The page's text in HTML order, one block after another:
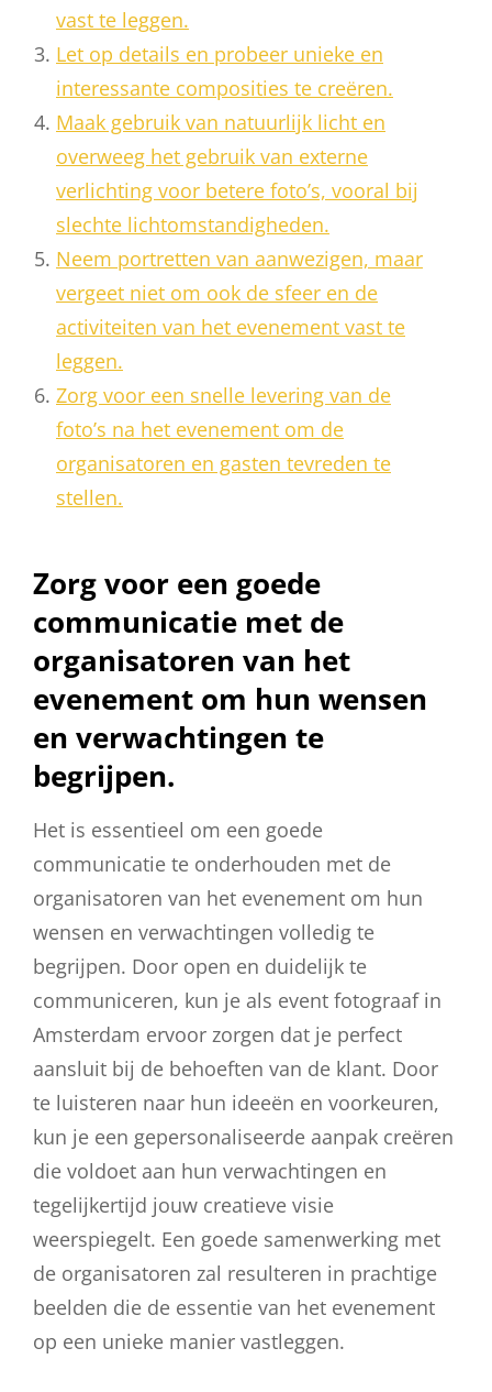
vast te leggen.
Let op details en probeer unieke en
interessante composities te creëren.
Maak gebruik van natuurlijk licht en
overweeg het gebruik van externe
verlichting voor betere foto’s, vooral bij
slechte lichtomstandigheden.
Neem portretten van aanwezigen, maar
vergeet niet om ook de sfeer en de
activiteiten van het evenement vast te
leggen.
Zorg voor een snelle levering van de
foto’s na het evenement om de
organisatoren en gasten tevreden te
stellen.
Zorg voor een goede
communicatie met de
organisatoren van het
evenement om hun wensen
en verwachtingen te
begrijpen.
Het is essentieel om een goede
communicatie te onderhouden met de
organisatoren van het evenement om hun
wensen en verwachtingen volledig te
begrijpen. Door open en duidelijk te
communiceren, kun je als event fotograaf in
Amsterdam ervoor zorgen dat je perfect
aansluit bij de behoeften van de klant. Door
te luisteren naar hun ideeën en voorkeuren,
kun je een gepersonaliseerde aanpak creëren
die voldoet aan hun verwachtingen en
tegelijkertijd jouw creatieve visie
weerspiegelt. Een goede samenwerking met
de organisatoren zal resulteren in prachtige
beelden die de essentie van het evenement
op een unieke manier vastleggen.